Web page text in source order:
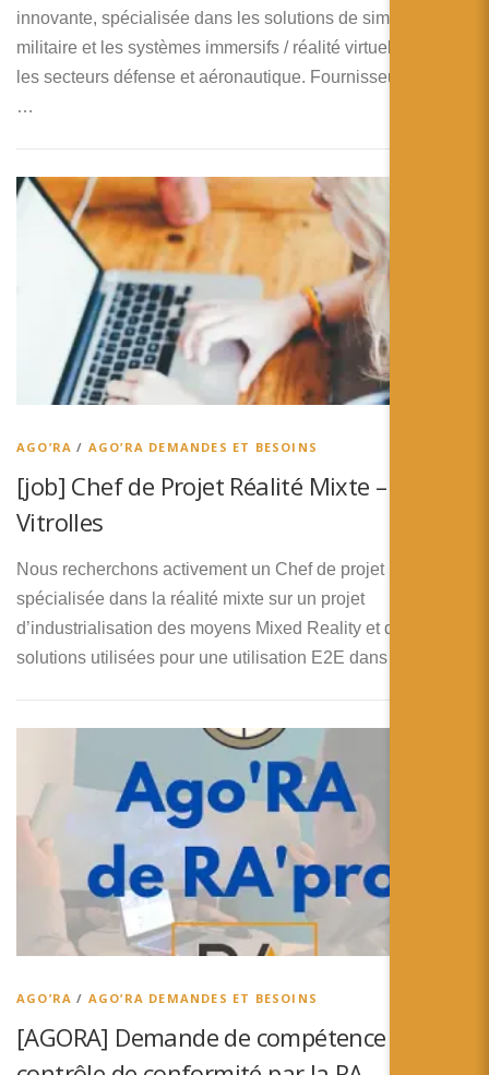
innovante, spécialisée dans les solutions de simulation
militaire et les systèmes immersifs / réalité virtuelle dans
les secteurs défense et aéronautique. Fournisseur reconnu
…
AGO’RA / AGO’RA DEMANDES ET BESOINS
[job] Chef de Projet Réalité Mixte – SII –
Vitrolles
Nous recherchons activement un Chef de projet (H/F)
spécialisée dans la réalité mixte sur un projet
d’industrialisation des moyens Mixed Reality et des
solutions utilisées pour une utilisation E2E dans …
AGO’RA / AGO’RA DEMANDES ET BESOINS
[AGORA] Demande de compétence en